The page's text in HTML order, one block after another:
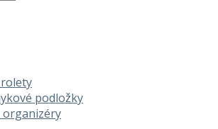
podložky
organizéry